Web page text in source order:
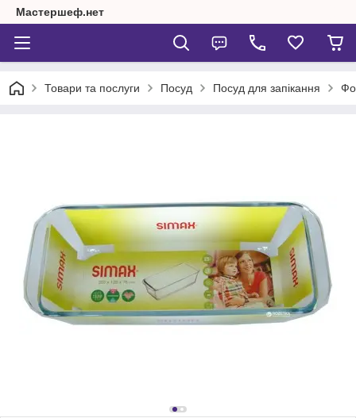
Мастершеф.нет
Товари та послуги Посуд Посуд для запікання